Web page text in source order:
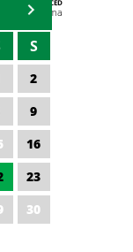
DA CODED/CED
Vagna Lima
S
2
9
16
23
30